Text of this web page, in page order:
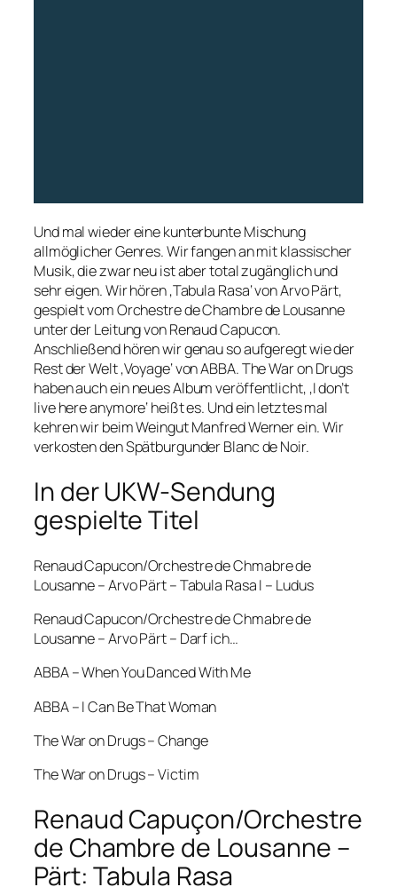
Und mal wieder eine kunterbunte Mischung
allmöglicher Genres. Wir fangen an mit klassischer
Musik, die zwar neu ist aber total zugänglich und
sehr eigen. Wir hören ‚Tabula Rasa‘ von Arvo Pärt,
gespielt vom Orchestre de Chambre de Lousanne
unter der Leitung von Renaud Capucon.
Anschließend hören wir genau so aufgeregt wie der
Rest der Welt ‚Voyage‘ von ABBA. The War on Drugs
haben auch ein neues Album veröffentlicht, ‚I don’t
live here anymore‘ heißt es. Und ein letztes mal
kehren wir beim Weingut Manfred Werner ein. Wir
verkosten den Spätburgunder Blanc de Noir.
In der UKW-Sendung
gespielte Titel
Renaud Capucon/Orchestre de Chmabre de
Lousanne – Arvo Pärt – Tabula Rasa I – Ludus
Renaud Capucon/Orchestre de Chmabre de
Lousanne – Arvo Pärt – Darf ich…
ABBA – When You Danced With Me
ABBA – I Can Be That Woman
The War on Drugs – Change
The War on Drugs – Victim
Renaud Capuçon/Orchestre
de Chambre de Lousanne –
Pärt: Tabula Rasa